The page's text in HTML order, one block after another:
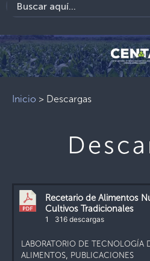
Inicio > Descargas
Recetario de Alimentos
Cultivos Tradicionales
1 316 descargas
LABORATORIO DE TECNOLOGÍA
ALIMENTOS, PUBLICACIONES